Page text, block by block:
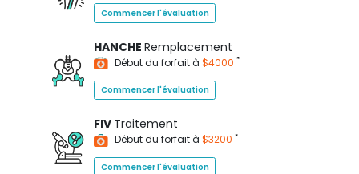
Commencer l'évaluation
HANCHE Remplacement
Début du forfait à $4000 *
Commencer l'évaluation
FIV Traitement
Début du forfait à $3200 *
Commencer l'évaluation